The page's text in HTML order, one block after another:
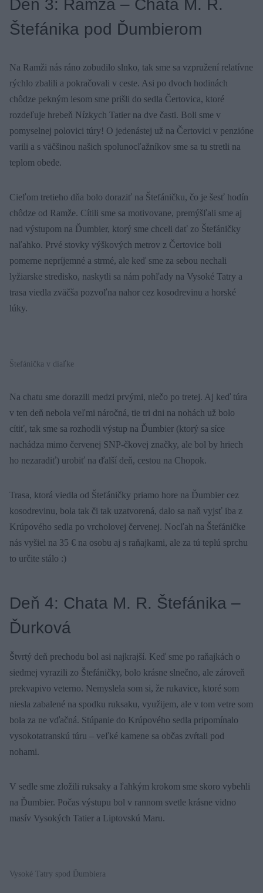
Deň 3: Ramža – Chata M. R.
Štefánika pod Ďumbierom
Na Ramži nás ráno zobudilo slnko, tak sme sa vzpružení relatívne
rýchlo zbalili a pokračovali v ceste. Asi po dvoch hodinách
chôdze pekným lesom sme prišli do sedla Čertovica, ktoré
rozdeľuje hrebeň Nízkych Tatier na dve časti. Boli sme v
pomyselnej polovici túry! O jedenástej už na Čertovici v penzióne
varili a s väčšinou našich spolunocľažníkov sme sa tu stretli na
teplom obede.
Cieľom tretieho dňa bolo doraziť na Štefáničku, čo je šesť hodín
chôdze od Ramže. Cítili sme sa motivovane, premýšľali sme aj
nad výstupom na Ďumbier, ktorý sme chceli dať zo Štefáničky
naľahko. Prvé stovky výškových metrov z Čertovice boli
pomerne nepríjemné a strmé, ale keď sme za sebou nechali
lyžiarske stredisko, naskytli sa nám pohľady na Vysoké Tatry a
trasa viedla zväčša pozvoľna nahor cez kosodrevinu a horské
lúky.
Štefánička v diaľke
Na chatu sme dorazili medzi prvými, niečo po tretej. Aj keď túra
v ten deň nebola veľmi náročná, tie tri dni na nohách už bolo
cítiť, tak sme sa rozhodli výstup na Ďumbier (ktorý sa síce
nachádza mimo červenej SNP-čkovej značky, ale bol by hriech
ho nezaradiť) urobiť na ďalší deň, cestou na Chopok.
Trasa, ktorá viedla od Štefáničky priamo hore na Ďumbier cez
kosodrevinu, bola tak či tak uzatvorená, dalo sa naň vyjsť iba z
Krúpového sedla po vrcholovej červenej. Nocľah na Štefáničke
nás vyšiel na 35 € na osobu aj s raňajkami, ale za tú teplú sprchu
to určite stálo :)
Deň 4: Chata M. R. Štefánika –
Ďurková
Štvrtý deň prechodu bol asi najkrajší. Keď sme po raňajkách o
siedmej vyrazili zo Štefáničky, bolo krásne slnečno, ale zároveň
prekvapivo veterno. Nemyslela som si, že rukavice, ktoré som
niesla zabalené na spodku ruksaku, využijem, ale v tom vetre som
bola za ne vďačná. Stúpanie do Krúpového sedla pripomínalo
vysokotatranskú túru – veľké kamene sa občas zvŕtali pod
nohami.
V sedle sme zložili ruksaky a ľahkým krokom sme skoro vybehli
na Ďumbier. Počas výstupu bol v rannom svetle krásne vidno
masív Vysokých Tatier a Liptovskú Maru.
Vysoké Tatry spod Ďumbiera